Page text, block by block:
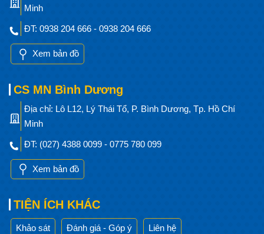
Minh
ĐT: 0938 204 666 - 0938 204 666
Xem bản đồ
CS MN Bình Dương
Địa chỉ: Lô L12, Lý Thái Tổ, P. Bình Dương, Tp. Hồ Chí
Minh
ĐT: (027) 4388 0099 - 0775 780 099
Xem bản đồ
TIỆN ÍCH KHÁC
Khảo sát Đánh giá - Góp ý Liên hệ